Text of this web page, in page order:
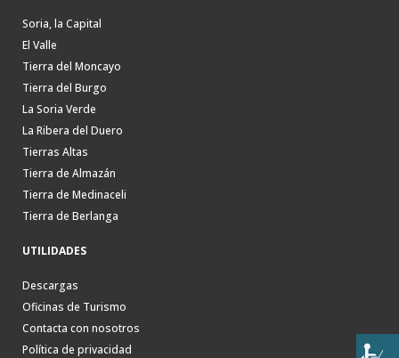
Soria, la Capital
El Valle
Tierra del Moncayo
Tierra del Burgo
La Soria Verde
La Ribera del Duero
Tierras Altas
Tierra de Almazán
Tierra de Medinaceli
Tierra de Berlanga
UTILIDADES
Descargas
Oficinas de Turismo
Contacta con nosotros
Política de privacidad